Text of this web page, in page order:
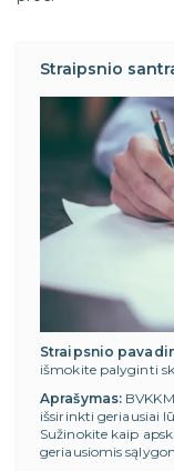
Straipsnio
Straipsnio
išmokite palyginti
Aprašymas:
išsirinkti geriausiai
Sužinokite kaip
geriausiomis